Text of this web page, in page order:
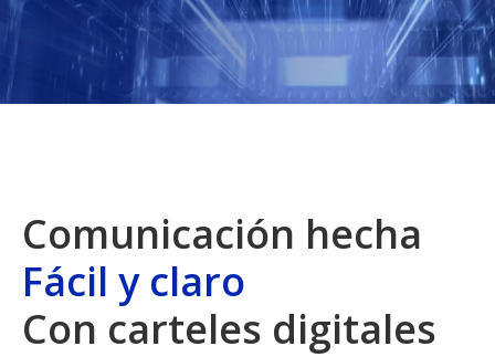
Comunicación hecha
Fácil y claro
Con carteles digitales